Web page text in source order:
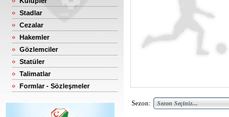
Stadlar
Cezalar
Hakemler
Gözlemciler
Statüler
Talimatlar
Formlar - Sözleşmeler
Sezon: